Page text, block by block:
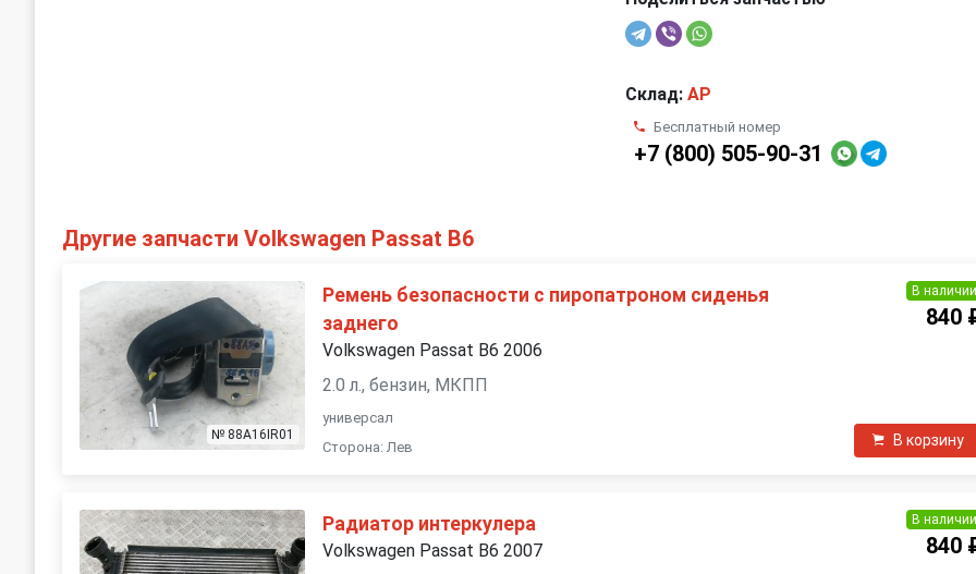
Склад: AP
Бесплатный номер
+7 (800) 505-90-31
Другие запчасти Volkswagen Passat B6
№ 88A16IR01
Ремень безопасности с пиропатроном сиденья
заднего
Volkswagen Passat B6 2006
2.0 л., бензин, МКПП
универсал
Сторона: Лев
В наличии
840
В корзину
Радиатор интеркулера
Volkswagen Passat B6 2007
В наличии
840